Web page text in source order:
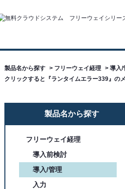
製品名から探す > フリーウェイ経理 > 導入/
クリックすると『ランタイムエラー339』の
製品名から探す
フリーウェイ経理
導入前検討
導入/管理
入力